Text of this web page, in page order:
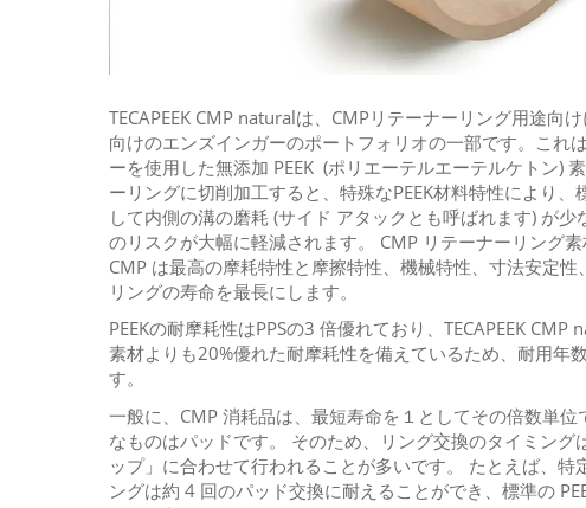
TECAPEEK CMP naturalは、CMPリテーナーリング用途向
向けのエンズインガーのポートフォリオの一部です。これ
ーを使用した無添加 PEEK (ポリエーテルエーテルケトン)
ーリングに切削加工すると、特殊なPEEK材料特性により、
して内側の溝の磨耗 (サイド アタックとも呼ばれます) が少
のリスクが大幅に軽減されます。 CMP リテーナーリング素
CMP は最高の摩耗特性と摩擦特性、機械特性、寸法安定性
リングの寿命を最長にします。
PEEKの耐摩耗性はPPSの3 倍優れており、TECAPEEK CMP
素材よりも20%優れた耐摩耗性を備えているため、耐用年
す。
一般に、CMP 消耗品は、最短寿命を１としてその倍数単位
なものはパッドです。 そのため、リング交換のタイミング
ップ」に合わせて行われることが多いです。 たとえば、特
ングは約 4 回のパッド交換に耐えることができ、標準の